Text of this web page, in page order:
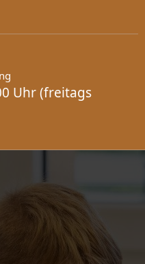
Uhr (freitags